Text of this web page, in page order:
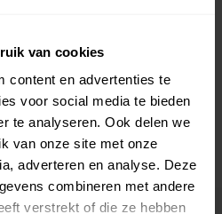
van cookies
content en advertenties te
voor social media te bieden
te analyseren. Ook delen we
van onze site met onze
adverteren en analyse. Deze
combineren met andere
verstrekt of die ze hebben
20%
0%